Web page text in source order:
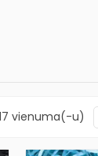
vienuma(-u)